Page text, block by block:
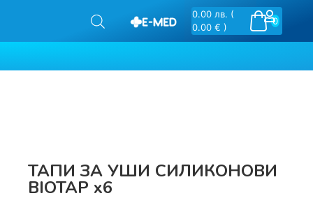
0
0.00 лв. (
0.00 € )
ТАПИ ЗА УШИ СИЛИКОНОВИ
BIOTAP х6